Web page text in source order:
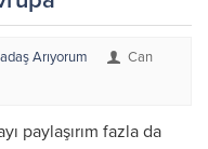
Arıyorum
Can
paylaşırım fazla da